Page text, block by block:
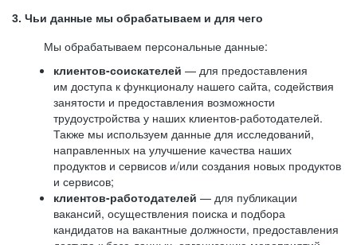
3. Чьи данные мы обрабатываем и для чего
Мы обрабатываем персональные данные:
клиентов-соискателей — для предоставления
им доступа к функционалу нашего сайта, содействия
занятости и предоставления возможности
трудоустройства у наших клиентов-работодателей.
Также мы используем данные для исследований,
направленных на улучшение качества наших
продуктов и сервисов и/или создания новых продуктов
и сервисов;
клиентов-работодателей — для публикации
вакансий, осуществления поиска и подбора
кандидатов на вакантные должности, предоставления